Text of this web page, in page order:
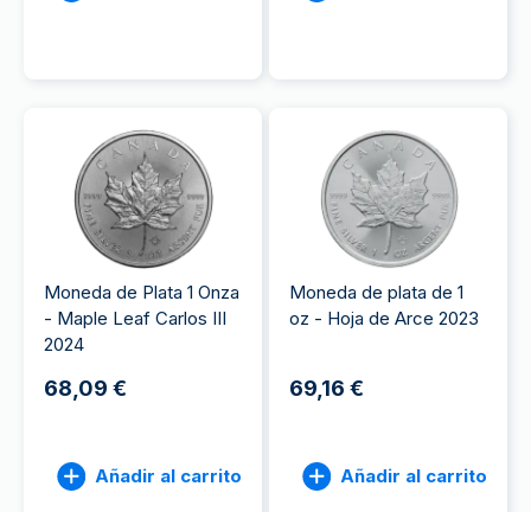
Moneda de Plata 1 Onza
- Maple Leaf Carlos III
2024
68,09 €
Añadir al carrito
Moneda de plata de 1
oz - Hoja de Arce 2023
69,16 €
Añadir al carrito